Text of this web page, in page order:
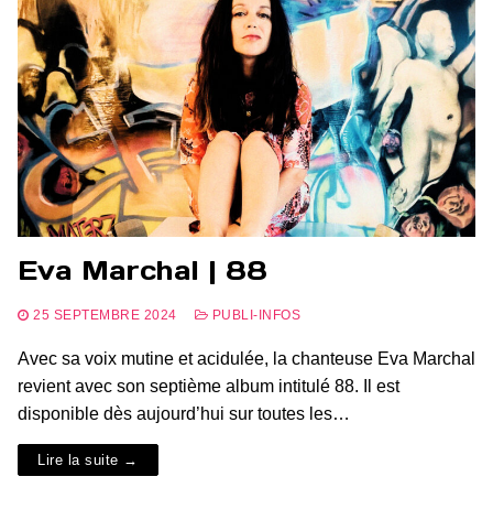
Eva Marchal | 88
25 SEPTEMBRE 2024 PUBLI-INFOS
Avec sa voix mutine et acidulée, la chanteuse Eva Marchal
revient avec son septième album intitulé 88. Il est
disponible dès aujourd’hui sur toutes les…
Lire la suite →